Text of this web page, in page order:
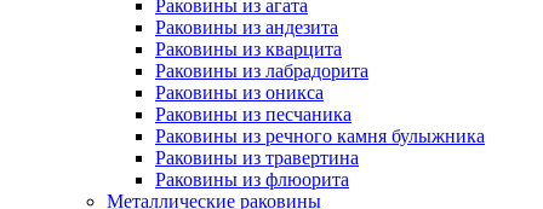
Раковины из агата
Раковины из андезита
Раковины из кварцита
Раковины из лабрадорита
Раковины из оникса
Раковины из песчаника
Раковины из речного камня булыжника
Раковины из травертина
Раковины из флюорита
Металлические раковины